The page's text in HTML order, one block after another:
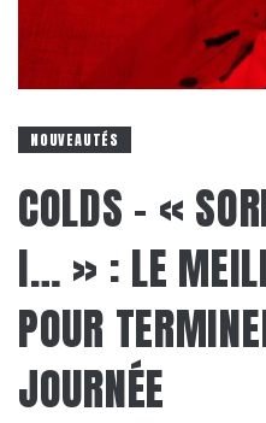
NOUVEAUTÉS
COLDS – «
I… » : LE
POUR
JOURNÉE